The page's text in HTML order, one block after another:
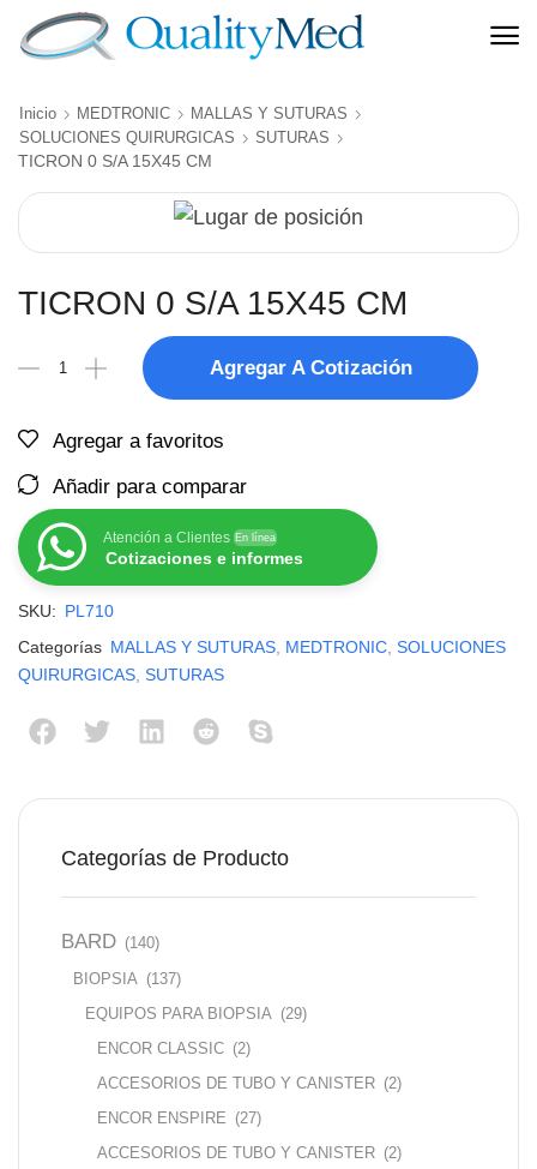
Inicio MEDTRONIC
MALLAS Y SUTURAS
SOLUCIONES QUIRURGICAS
SUTURAS
TICRON 0 S/A 15X45 CM
TICRON 0 S/A 15X45 CM
Agregar A Cotización
Agregar a favoritos
Añadir para comparar
Atención a Clientes En línea
Cotizaciones e informes
SKU: PL710
Categorías MALLAS Y SUTURAS, MEDTRONIC, SOLUCIONES
QUIRURGICAS, SUTURAS
Categorías de Producto
BARD (140)
BIOPSIA (137)
EQUIPOS PARA BIOPSIA (29)
ENCOR CLASSIC (2)
ACCESORIOS DE TUBO Y CANISTER (2)
ENCOR ENSPIRE (27)
ACCESORIOS DE TUBO Y CANISTER (2)